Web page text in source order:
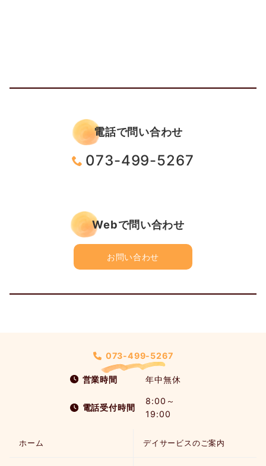
電話で問い合わせ
073-499-5267
Webで問い合わせ
お問い合わせ
073-499-5267
営業時間 年中無休
電話受付時間
8:00～
19:00
ホーム デイサービスのご案内